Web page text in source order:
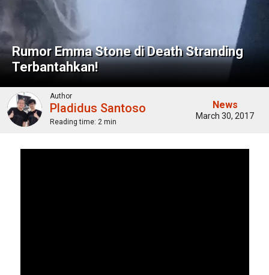
Rumor Emma Stone di Death Stranding
Terbantahkan!
Author
Pladidus Santoso
Reading time: 2 min
News
March 30, 2017